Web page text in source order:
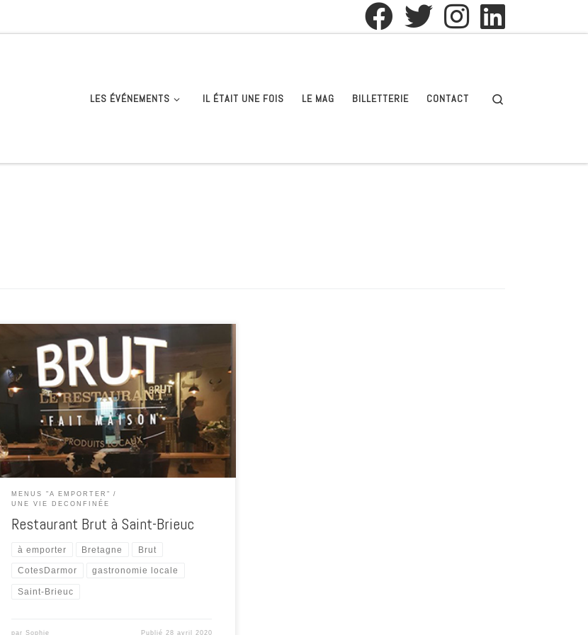
LES ÉVÉNEMENTS IL ÉTAIT UNE FOIS LE MAG BILLETTERIE CONTACT
Les menus à emporter Le Chef Jean-Jacques Montfort
vous propose une dégustation sur place ou à emporter.
Cuisine faite maison avec des produits locaux et de
saison. La formule à emporter est disponible du mardi
au samedi de 18h30 à 21h00. Entrée +plat +dessert 22€
Réservez votre table ou vos […]
MENUS "A EMPORTER"
UNE VIE DECONFINÉE
Restaurant Brut à Saint-Brieuc
à emporter Bretagne Brut
CotesDarmor gastronomie locale
Saint-Brieuc
parSophie Publié 28 avril 2020